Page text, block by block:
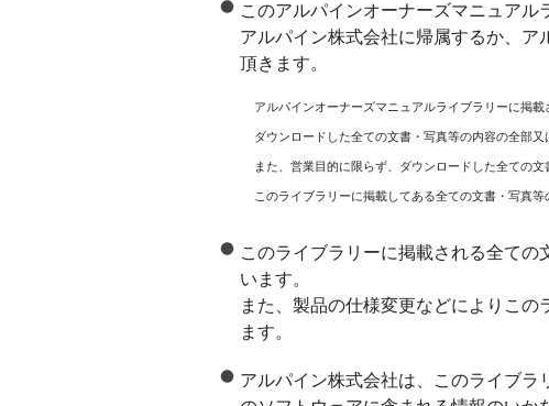
このアルパインオーナーズマニュアル
アルパイン株式会社に帰属するか、
頂きます。
アルパインオーナーズマニュアルライブラリーに掲
ダウンロードした全ての文書・写真等の内容の全部
また、営業目的に限らず、ダウンロードした全ての
このライブラリーに掲載してある全ての文書・写真
このライブラリーに掲載される全て
います。
また、製品の仕様変更などによりこ
ます。
アルパイン株式会社は、このライブ